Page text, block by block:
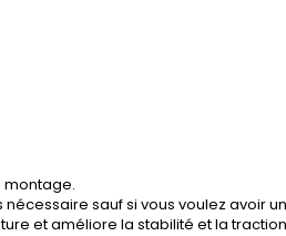
montage.
sauf si vous voulez avoir
et améliore la stabilité et la